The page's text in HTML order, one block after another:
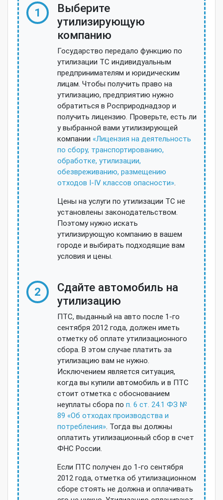
1
Выберите
утилизирующую
компанию
Государство передало функцию по
утилизации ТС индивидуальным
предпринимателям и юридическим
лицам. Чтобы получить право на
утилизацию, предприятию нужно
обратиться в Росприроднадзор и
получить лицензию. Проверьте, есть ли
у выбранной вами утилизирующей
компании «Лицензия на деятельность
по сбору, транспортированию,
обработке, утилизации,
обезвреживанию, размещению
отходов I-IV классов опасности».
Цены на услуги по утилизации ТС не
установлены законодательством.
Поэтому нужно искать
утилизирующую компанию в вашем
городе и выбирать подходящие вам
условия и цены.
2
Сдайте автомобиль на
утилизацию
ПТС, выданный на авто после 1-го
сентября 2012 года, должен иметь
отметку об оплате утилизационного
сбора. В этом случае платить за
утилизацию вам не нужно.
Исключением является ситуация,
когда вы купили автомобиль и в ПТС
стоит отметка с обоснованием
неуплаты сбора по п. 6 ст. 24.1 ФЗ №
89 «Об отходах производства и
потребления». Тогда вы должны
оплатить утилизационный сбор в счет
ФНС России.
Если ПТС получен до 1-го сентября
2012 года, отметка об утилизационном
сборе стоять не должна и оплачивать